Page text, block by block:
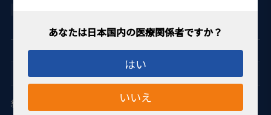
はい
いいえ
Vitreoretinal 網膜硝子体用
網膜硝子体手術用にデザインされています。